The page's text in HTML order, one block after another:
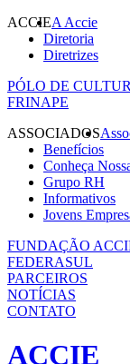
ACCIEA Accie
Diretoria
Diretrizes
PÓLO DE
FRINAPE
ASSOCIADOS
Benefícios
Conheça
Grupo RH
Informativos
Jovens
FUNDAÇÃO
FEDERASUL
PARCEIROS
NOTÍCIAS
CONTATO
ACCIE